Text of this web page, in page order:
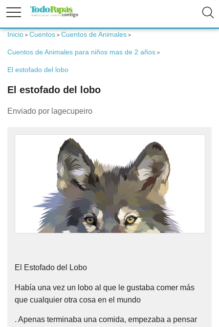
Bebé
Calculadoras
Nombres
Cuentos
Inicio > Cuentos > Cuentos de Animales >
Cuentos de Animales para niños mas de 2 años >
El estofado del lobo
El estofado del lobo
Enviado por lagecupeiro
El Estofado del Lobo
Había una vez un lobo al que le gustaba comer más
que cualquier otra cosa en el mundo
. Apenas terminaba una comida, empezaba a pensar